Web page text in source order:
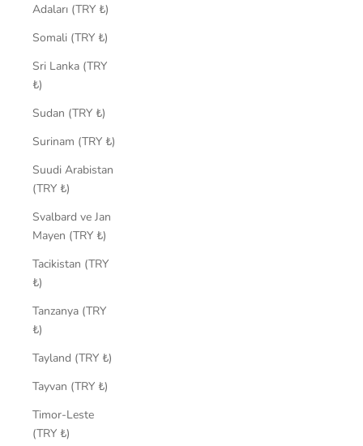
Adaları (TRY ₺)
Somali (TRY ₺)
Sri Lanka (TRY
₺)
Sudan (TRY ₺)
Surinam (TRY ₺)
Suudi Arabistan
(TRY ₺)
Svalbard ve Jan
Mayen (TRY ₺)
Tacikistan (TRY
₺)
Tanzanya (TRY
₺)
Tayland (TRY ₺)
Tayvan (TRY ₺)
Timor-Leste
(TRY ₺)